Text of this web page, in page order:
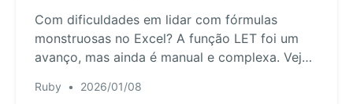
Relevante na Era da IA?
Com dificuldades em lidar com fórmulas
monstruosas no Excel? A função LET foi um
avanço, mas ainda é manual e complexa. Veja
dispense totalmente as fórmulas e obtenha
Ruby • 2026/01/08